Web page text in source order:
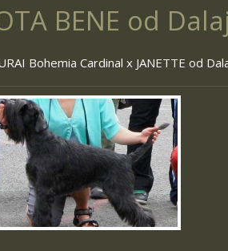
BENE od
Bohemia Cardinal x JANETTE od